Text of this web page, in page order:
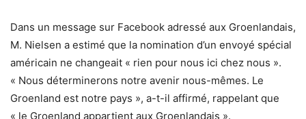
Dans un message sur Facebook adressé aux Groenlandais,
M. Nielsen a estimé que la nomination d’un envoyé spécial
américain ne changeait « rien pour nous ici chez nous ».
« Nous déterminerons notre avenir nous-mêmes. Le
Groenland est notre pays », a-t-il affirmé, rappelant que
« le Groenland appartient aux Groenlandais ».